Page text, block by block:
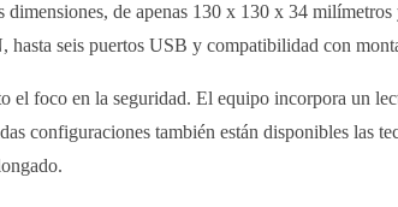
dimensiones, de apenas 130 x 130 x 34
seis puertos USB y compatibilidad con
el foco en la seguridad. El equipo incorpora un
configuraciones también están disponibles las